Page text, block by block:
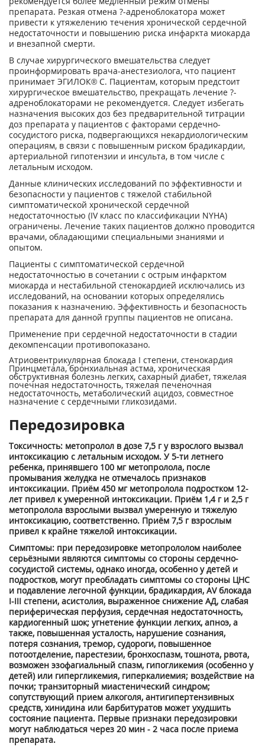
препарата. Резкая отмена ?-адреноблокатора может
привести к утяжелению течения хронической сердечной
недостаточности и повышению риска инфаркта миокарда
и внезапной смерти.
В случае хирургического вмешательства следует
проинформировать врача-анестезиолога, что пациент
принимает ЭГИЛОК® С. Пациентам, которым предстоит
хирургическое вмешательство, прекращать лечение ?-
адреноблокаторами не рекомендуется. Следует избегать
назначения высоких доз без предварительной титрации
доз препарата у пациентов с факторами сердечно-
сосудистого риска, подвергающихся некардиологическим
операциям, в связи с повышенным риском брадикардии,
артериальной гипотензии и инсульта, в том числе с
летальным исходом.
Данные клинических исследований по эффективности и
безопасности у пациентов с тяжелой стабильной
симптоматической хронической сердечной
недостаточностью (IV класс по классификации NYHA)
ограничены. Лечение таких пациентов должно проводится
врачами, обладающими специальными знаниями и
опытом.
Пациенты с симптоматической сердечной
недостаточностью в сочетании с острым инфарктом
миокарда и нестабильной стенокардией исключались из
исследований, на основании которых определялись
показания к назначению. Эффективность и безопасность
препарата для данной группы пациентов не описана.
Применение при сердечной недостаточности в стадии
декомпенсации противопоказано.
Атриовентрикулярная блокада I степени, стенокардия
Принцметала, бронхиальная астма, хроническая
обструктивная болезнь легких, сахарный диабет, тяжелая
почечная недостаточность, тяжелая печеночная
недостаточность, метаболический ацидоз, совместное
назначение с сердечными гликозидами.
Передозировка
Токсичность: метопролол в дозе 7,5 г у взрослого вызвал
интоксикацию с летальным исходом. У 5-ти летнего
ребенка, принявшего 100 мг метопролола, после
промывания желудка не отмечалось признаков
интоксикации. Приём 450 мг метопролола подростком 12-
лет привел к умеренной интоксикации. Приём 1,4 г и 2,5 г
метопролола взрослыми вызвал умеренную и тяжелую
интоксикацию, соответственно. Приём 7,5 г взрослым
привел к крайне тяжелой интоксикации.
Симптомы: при передозировке метопрололом наиболее
серьёзными являются симптомы со стороны сердечно-
сосудистой системы, однако иногда, особенно у детей и
подростков, могут преобладать симптомы со стороны ЦНС
и подавление легочной функции, брадикардия, AV блокада
I-III степени, асистолия, выраженное снижение АД, слабая
периферическая перфузия, сердечная недостаточность,
кардиогенный шок; угнетение функции легких, апноэ, а
также, повышенная усталость, нарушение сознания,
потеря сознания, тремор, судороги, повышенное
потоотделение, парестезии, бронхоспазм, тошнота, рвота,
возможен эзофагиальный спазм, гипогликемия (особенно у
детей) или гипергликемия, гиперкалиемия; воздействие на
почки; транзиторный миастенический синдром;
сопутствующий прием алкоголя, антигипертензивных
средств, хинидина или барбитуратов может ухудшить
состояние пациента. Первые признаки передозировки
могут наблюдаться через 20 мин - 2 часа после приема
препарата.